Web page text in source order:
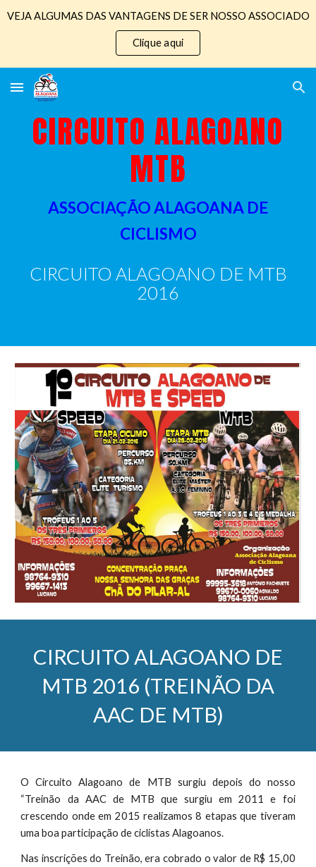
VEJA ALGUMAS DAS VANTAGENS DE SER NOSSO ASSOCIADO
Clique aqui
CIRCUITO ALAGOANO
MTB
ASSOCIAÇÃO ALAGOANA DE
CICLISMO
CIRCUITO ALAGOANO DE MTB
2016
CIRCUITO ALAGOANO DE
MTB 2016 (TREINÃO DA
AAC DE MTB)
O Circuito Alagoano de MTB surgiu depois do nosso
“Treinão da AAC de MTB que surgiu em 2011 e foi
crescendo onde em 2015 realizamos 8 etapas que tiveram
uma boa participação de ciclistas Alagoanos.
Nas inscrições do Treinão, era cobrado o valor de R$ 15,00